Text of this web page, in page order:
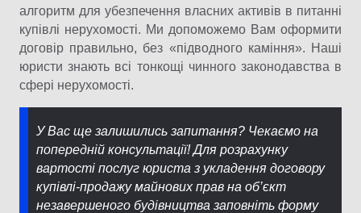
алгоритм для убезпечення власних активів в питанні
купівлі нерухомості. Ми допоможемо Вам оформити
договір правильно, без «підводного каміння». Наші
юристи знають всі тонкощі чинного законодавства в
сфері нерухомості.
У Вас ще залишились запитання? Чекаємо на
попередній консультації! Для розрахунку
вартості послуг юриста з укладення договору
купівлі-продажу майнових прав на об’єкт
незавершеного будівництва заповніть форму